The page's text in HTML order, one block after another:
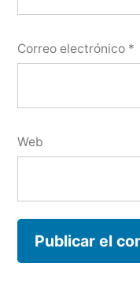
Correo electrónico *
Web